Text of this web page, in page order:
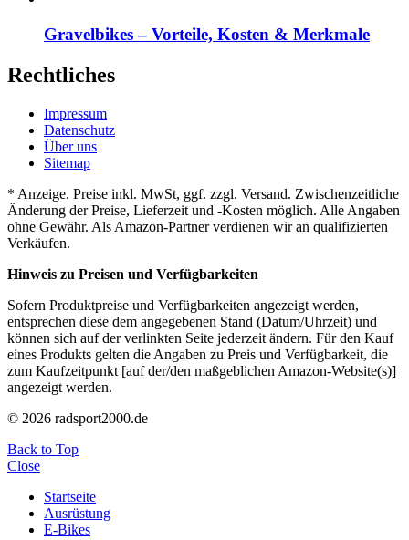
Gravelbikes – Vorteile, Kosten & Merkmale
Rechtliches
Impressum
Datenschutz
Über uns
Sitemap
* Anzeige. Preise inkl. MwSt, ggf. zzgl. Versand. Zwischenzeitliche
Änderung der Preise, Lieferzeit und -Kosten möglich. Alle Angaben
ohne Gewähr. Als Amazon-Partner verdienen wir an qualifizierten
Verkäufen.
Hinweis zu Preisen und Verfügbarkeiten
Sofern Produktpreise und Verfügbarkeiten angezeigt werden,
entsprechen diese dem angegebenen Stand (Datum/Uhrzeit) und
können sich auf der verlinkten Seite jederzeit ändern. Für den Kauf
eines Produkts gelten die Angaben zu Preis und Verfügbarkeit, die
zum Kaufzeitpunkt [auf der/den maßgeblichen Amazon-Website(s)]
angezeigt werden.
© 2026 radsport2000.de
Back to Top
Close
Startseite
Ausrüstung
E-Bikes